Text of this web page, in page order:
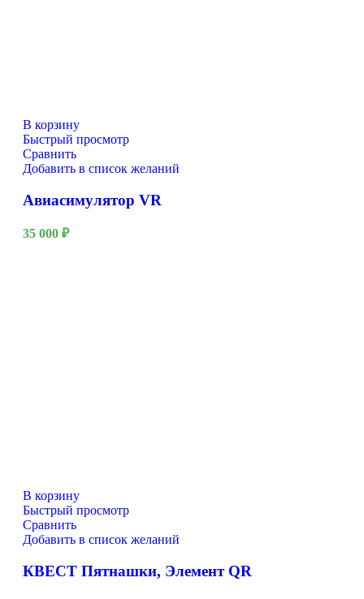
В корзину
Быстрый просмотр
Сравнить
Добавить в список желаний
Авиасимулятор VR
35 000 ₽
В корзину
Быстрый просмотр
Сравнить
Добавить в список желаний
КВЕСТ Пятнашки, Элемент QR